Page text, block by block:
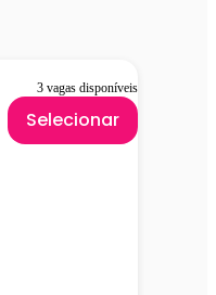
3 vagas disponíveis
Selecionar